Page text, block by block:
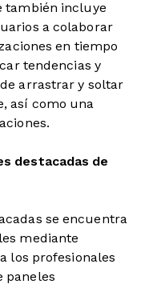
también incluye
a colaborar
en tiempo
tendencias y
arrastrar y soltar
así como una
destacadas de
se encuentra
mediante
los profesionales
paneles